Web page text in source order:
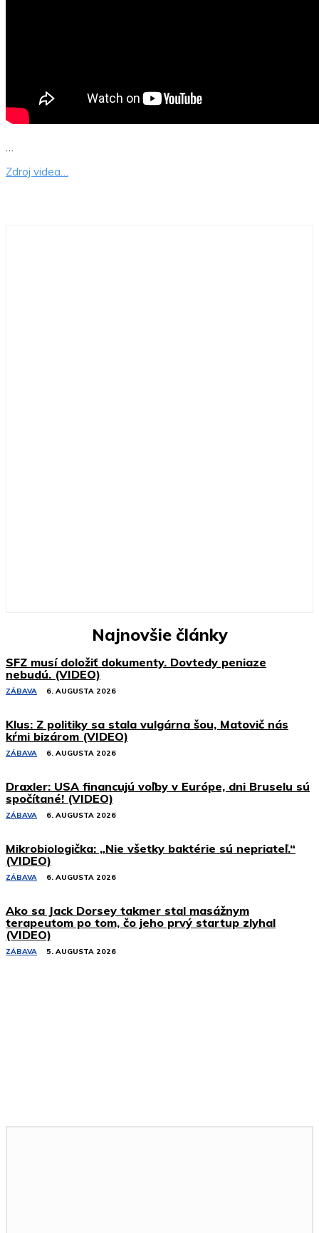
Zdroj videa…
Najnovšie články
SFZ musí doložiť dokumenty. Dovtedy peniaze
nebudú. (VIDEO)
ZÁBAVA 6. AUGUSTA 2026
Klus: Z politiky sa stala vulgárna šou, Matovič nás
kŕmi bizárom (VIDEO)
ZÁBAVA 6. AUGUSTA 2026
Draxler: USA financujú voľby v Európe, dni Bruselu sú
spočítané! (VIDEO)
ZÁBAVA 6. AUGUSTA 2026
Mikrobiologička: „Nie všetky baktérie sú nepriateľ.“
(VIDEO)
ZÁBAVA 6. AUGUSTA 2026
Ako sa Jack Dorsey takmer stal masážnym
terapeutom po tom, čo jeho prvý startup zlyhal
(VIDEO)
ZÁBAVA 5. AUGUSTA 2026